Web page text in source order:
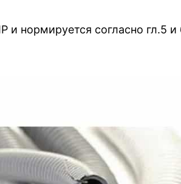
и нормируется согласно гл.5 и